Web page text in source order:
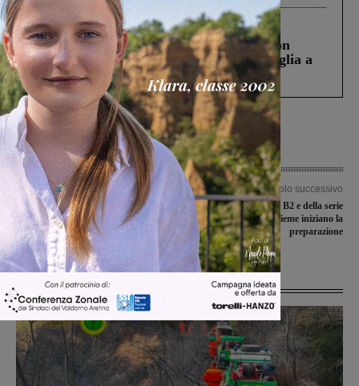
Cronaca 3 Agosto 2026
Scomparso da una struttura di Castiglion
Fiorentino l’uomo che aveva ucciso la figlia a
Levane nel 2020
Articolo precedente
Covid, altri 3 guariti nel territorio
comunale. Cacioli: “Invito a rispettare
le regole e sottoporsi agli screening”
Articolo successivo
Le ragazze della serie B2 e della serie
D del Valdarninsieme iniziano la
preparazione
Ultime Notizie